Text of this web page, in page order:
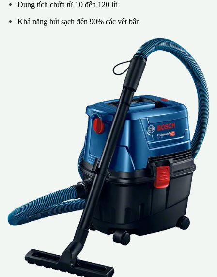
Dung tích chứa từ 10 đến 120 lít
Khả năng hút sạch đến 90% các vết bẩn